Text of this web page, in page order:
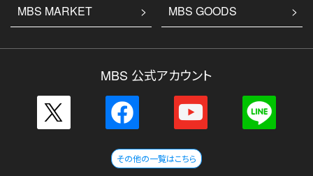
MBS MARKET MBS GOODS
MBS 公式アカウント
その他の一覧はこちら